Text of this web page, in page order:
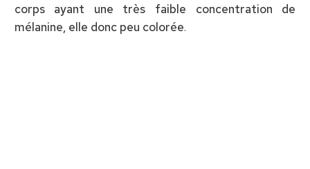
corps ayant une très faible concentration de
mélanine, elle donc peu colorée.